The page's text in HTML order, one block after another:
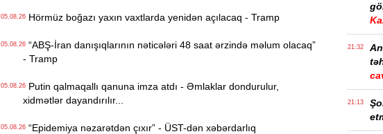
05.08.26Hörmüz boğazı yaxın vaxtlarda yenidən açılacaq - Tramp
05.08.26“ABŞ-İran danışıqlarının nəticələri 48 saat ərzində məlum olacaq”
- Tramp
05.08.26Putin qalmaqallı qanuna imza atdı - Əmlaklar dondurulur,
xidmətlər dayandırılır...
05.08.26“Epidemiya nəzarətdən çıxır” - ÜST-dən xəbərdarlıq
21:32
21:13